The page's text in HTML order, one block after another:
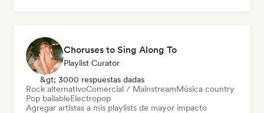
Choruses to Sing Along To
Playlist Curator
&gt; 3000 respuestas dadas
Rock alternativoComercial / MainstreamMúsica country
Pop bailableElectropop
Agregar artistas a mis playlists de mayor impacto